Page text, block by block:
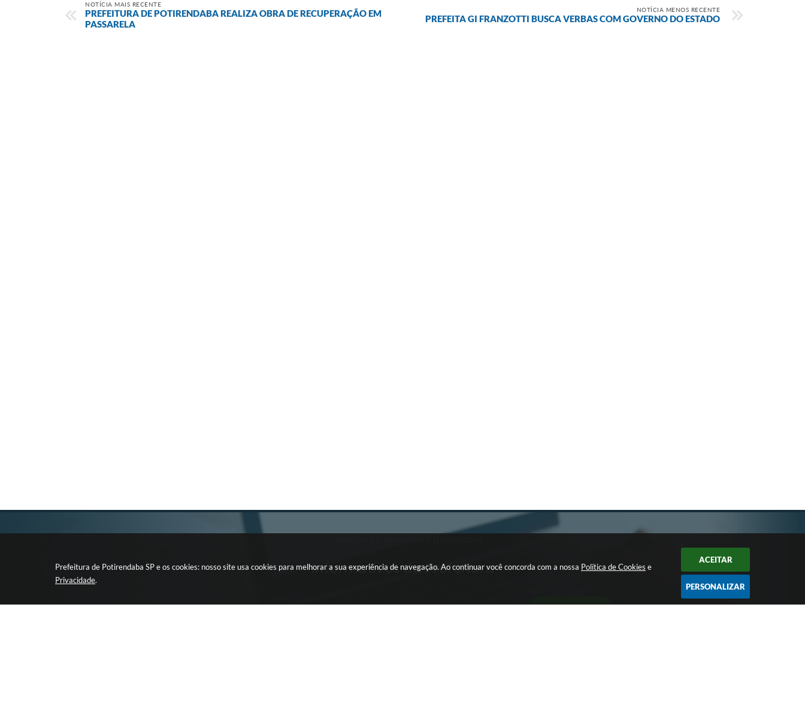
Prefeitura de Potirendaba SP e os cookies: nosso site usa cookies para melhorar a sua experiência de navegação. Ao continuar você concorda com a nossa Política de Cookies e
Privacidade.
ACEITAR
PERSONALIZAR
NOTÍCIA MAIS RECENTE
PREFEITURA DE POTIRENDABA REALIZA OBRA DE RECUPERAÇÃO EM
PASSARELA
NOTÍCIA MENOS RECENTE
PREFEITA GI FRANZOTTI BUSCA VERBAS COM GOVERNO DO ESTADO
Informativos da Prefeitura